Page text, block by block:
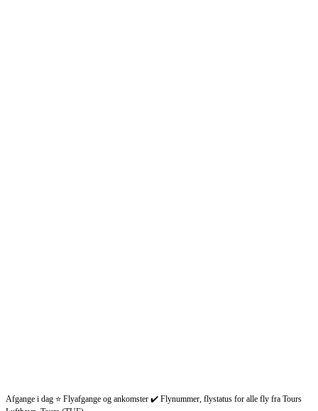
Afgange i dag ⭐ Flyafgange og ankomster ✔️ Flynummer, flystatus for alle fly fra Tours